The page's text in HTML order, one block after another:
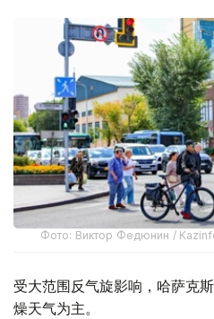
Фото: Виктор Федюнин /
受大范围反气旋影响，哈萨克
燥天气为主。